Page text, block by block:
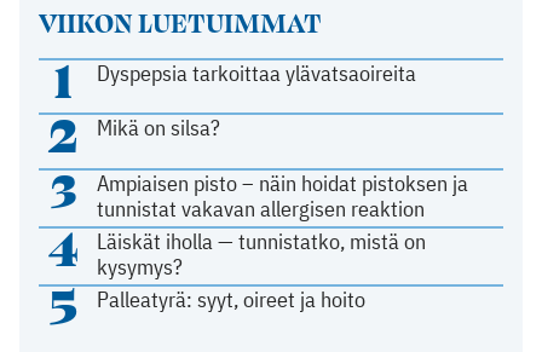
VIIKON LUETUIMMAT
1 Dyspepsia tarkoittaa ylävatsaoireita
2 Mikä on silsa?
3
Ampiaisen pisto – näin hoidat pistoksen ja
tunnistat vakavan allergisen reaktion
4
Läiskät iholla — tunnistatko, mistä on
kysymys?
5 Palleatyrä: syyt, oireet ja hoito